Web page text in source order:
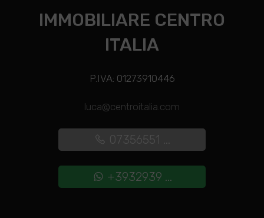
IMMOBILIARE CENTRO
ITALIA
P.IVA: 01273910446
luca@centroitalia.com
07356551 ...
+3932939 ...